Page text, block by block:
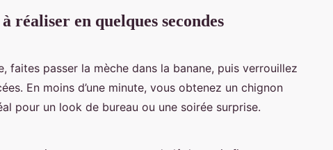
réaliser en quelques secondes
faites passer la mèche dans la banane, puis verrouillez
En moins d’une minute, vous obtenez un chignon
pour un look de bureau ou une soirée surprise.